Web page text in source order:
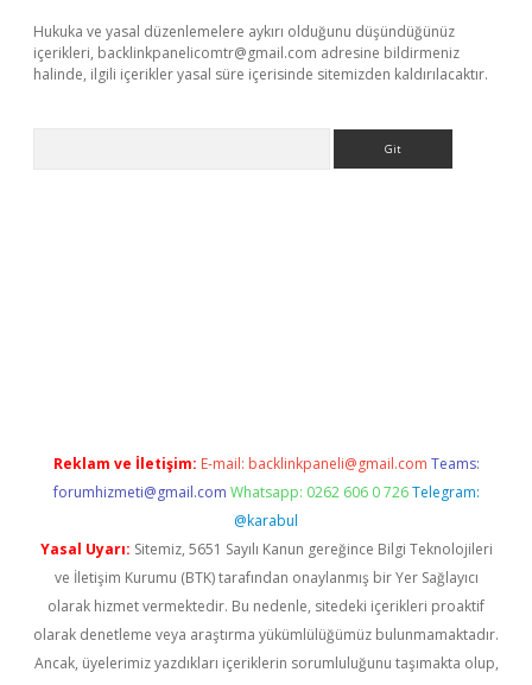
Hukuka ve yasal düzenlemelere aykırı olduğunu düşündüğünüz
içerikleri, backlinkpanelicomtr@gmail.com adresine bildirmeniz
halinde, ilgili içerikler yasal süre içerisinde sitemizden kaldırılacaktır.
Reklam ve İletişim: E-mail: backlinkpaneli@gmail.com Teams:
forumhizmeti@gmail.com Whatsapp: 0262 606 0 726 Telegram:
@karabul
Yasal Uyarı: Sitemiz, 5651 Sayılı Kanun gereğince Bilgi Teknolojileri
ve İletişim Kurumu (BTK) tarafından onaylanmış bir Yer Sağlayıcı
olarak hizmet vermektedir. Bu nedenle, sitedeki içerikleri proaktif
olarak denetleme veya araştırma yükümlülüğümüz bulunmamaktadır.
Ancak, üyelerimiz yazdıkları içeriklerin sorumluluğunu taşımakta olup,